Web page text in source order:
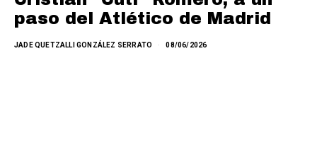
paso del Atlético de Madrid
JADE QUETZALLI GONZÁLEZ SERRATO 08/06/2026